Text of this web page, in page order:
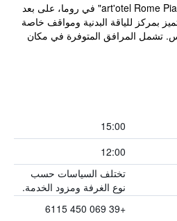
يقع مكان إقامة "art'otel Rome Piazza Sallustio" في روما، على بعد
بمركز للياقة البدنية ومواقف خاصة
تشمل المرافق المتوفرة في مكان
15:00
12:00
تختلف السياسات حسب
نوع الغرفة ومزود الخدمة.
+39 069 450 6115